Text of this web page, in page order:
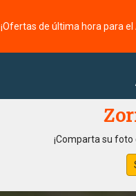
¡Ofertas de última hora para
¡Comparta su